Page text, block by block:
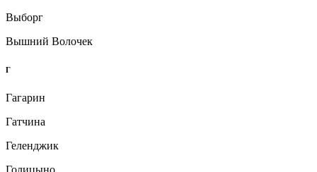
Выборг
Вышний Волочек
Г
Гагарин
Гатчина
Геленджик
Голицыно